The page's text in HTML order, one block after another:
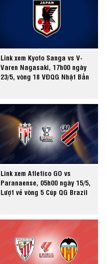
Link xem Kyoto Sanga vs V-
Varen Nagasaki, 17h00 ngày
23/5, vòng 18 VĐQG Nhật Bản
Link xem Atletico GO vs
Paranaense, 05h00 ngày 15/5,
Lượt về vòng 5 Cúp QG Brazil